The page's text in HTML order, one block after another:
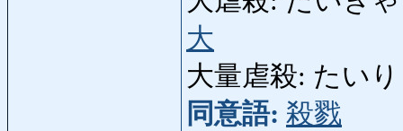
大
大量虐殺: たい
同意語: 殺戮